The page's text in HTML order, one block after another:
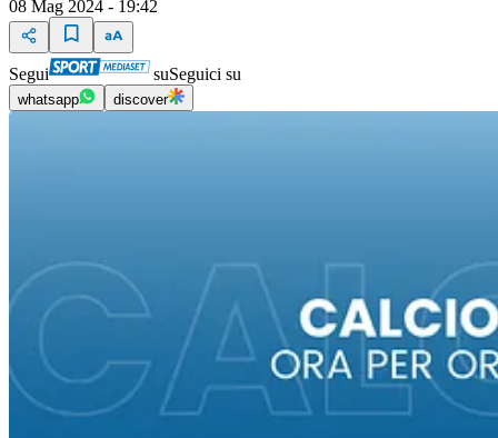
08 Mag 2024 - 19:42
Segui suSeguici su
whatsapp discover